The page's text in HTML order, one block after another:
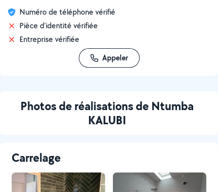
Numéro de téléphone vérifié
Pièce d'identité vérifiée
Entreprise vérifiée
Appeler
Photos de réalisations de Ntumba
KALUBI
Carrelage